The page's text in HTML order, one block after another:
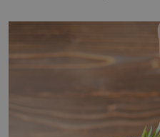
Když se ke mně doneslo,